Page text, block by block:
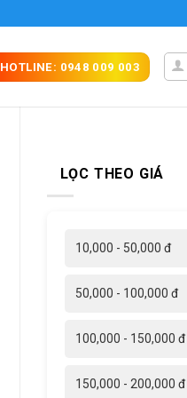
HOTLINE: 0948 009 003
LỌC THEO GIÁ
10,000 - 50,000 đ
50,000 - 100,000 đ
100,000 - 150,000 đ
150,000 - 200,000 đ